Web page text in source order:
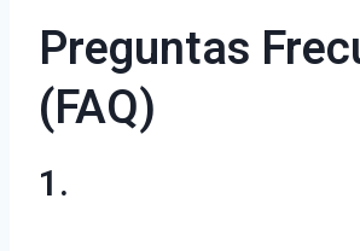
Preguntas
(FAQ)
1.